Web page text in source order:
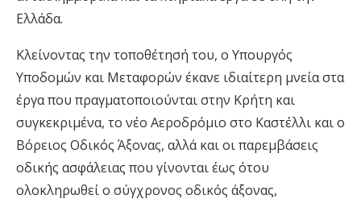
Ελλάδα.
Κλείνοντας την τοποθέτησή του, ο Υπουργός
Υποδομών και Μεταφορών έκανε ιδιαίτερη μνεία στα
έργα που πραγματοποιούνται στην Κρήτη και
συγκεκριμένα, το νέο Αεροδρόμιο στο Καστέλλι και ο
Βόρειος Οδικός Άξονας, αλλά και οι παρεμβάσεις
οδικής ασφάλειας που γίνονται έως ότου
ολοκληρωθεί ο σύγχρονος οδικός άξονας,